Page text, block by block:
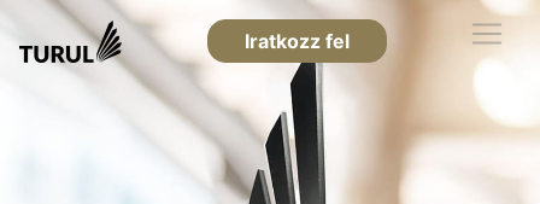
Iratkozz fel